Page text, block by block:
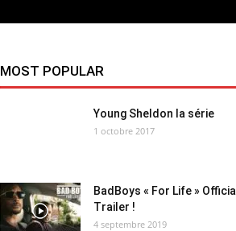
MOST POPULAR
Young Sheldon la série
1 octobre 2017
BadBoys « For Life » Official
Trailer !
4 septembre 2019